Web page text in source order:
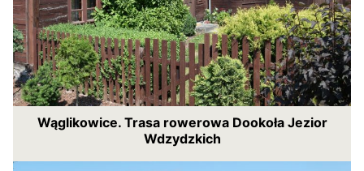
Wąglikowice. Trasa rowerowa Dookoła Jezior
Wdzydzkich